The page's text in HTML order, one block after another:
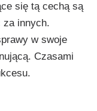
się tą cechą są
za innych.
w swoje
Czasami